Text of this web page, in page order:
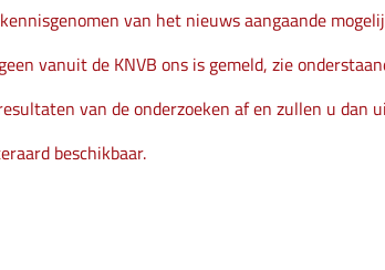
van het nieuws aangaande
vanuit de KNVB ons is gemeld, zie
van de onderzoeken af en zullen u dan
beschikbaar.